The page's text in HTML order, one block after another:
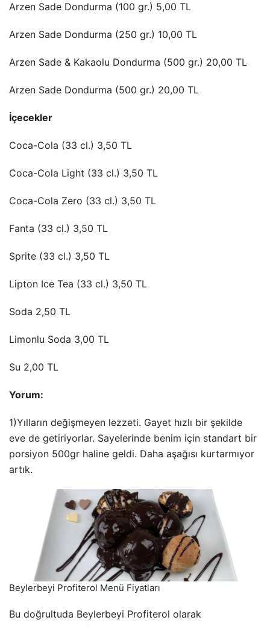
Arzen Sade Dondurma (100 gr.) 5,00 TL
Arzen Sade Dondurma (250 gr.) 10,00 TL
Arzen Sade & Kakaolu Dondurma (500 gr.) 20,00 TL
Arzen Sade Dondurma (500 gr.) 20,00 TL
İçecekler
Coca-Cola (33 cl.) 3,50 TL
Coca-Cola Light (33 cl.) 3,50 TL
Coca-Cola Zero (33 cl.) 3,50 TL
Fanta (33 cl.) 3,50 TL
Sprite (33 cl.) 3,50 TL
Lipton Ice Tea (33 cl.) 3,50 TL
Soda 2,50 TL
Limonlu Soda 3,00 TL
Su 2,00 TL
Yorum:
1)Yılların değişmeyen lezzeti. Gayet hızlı bir şekilde
eve de getiriyorlar. Sayelerinde benim için standart bir
porsiyon 500gr haline geldi. Daha aşağısı kurtarmıyor
artık.
Beylerbeyi Profiterol Menü Fiyatları
Bu doğrultuda Beylerbeyi Profiterol olarak